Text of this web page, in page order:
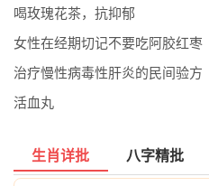
喝玫瑰花茶，抗抑郁
女性在经期切记不要吃阿胶红枣
治疗慢性病毒性肝炎的民间验方
活血丸
生肖详批 八字精批